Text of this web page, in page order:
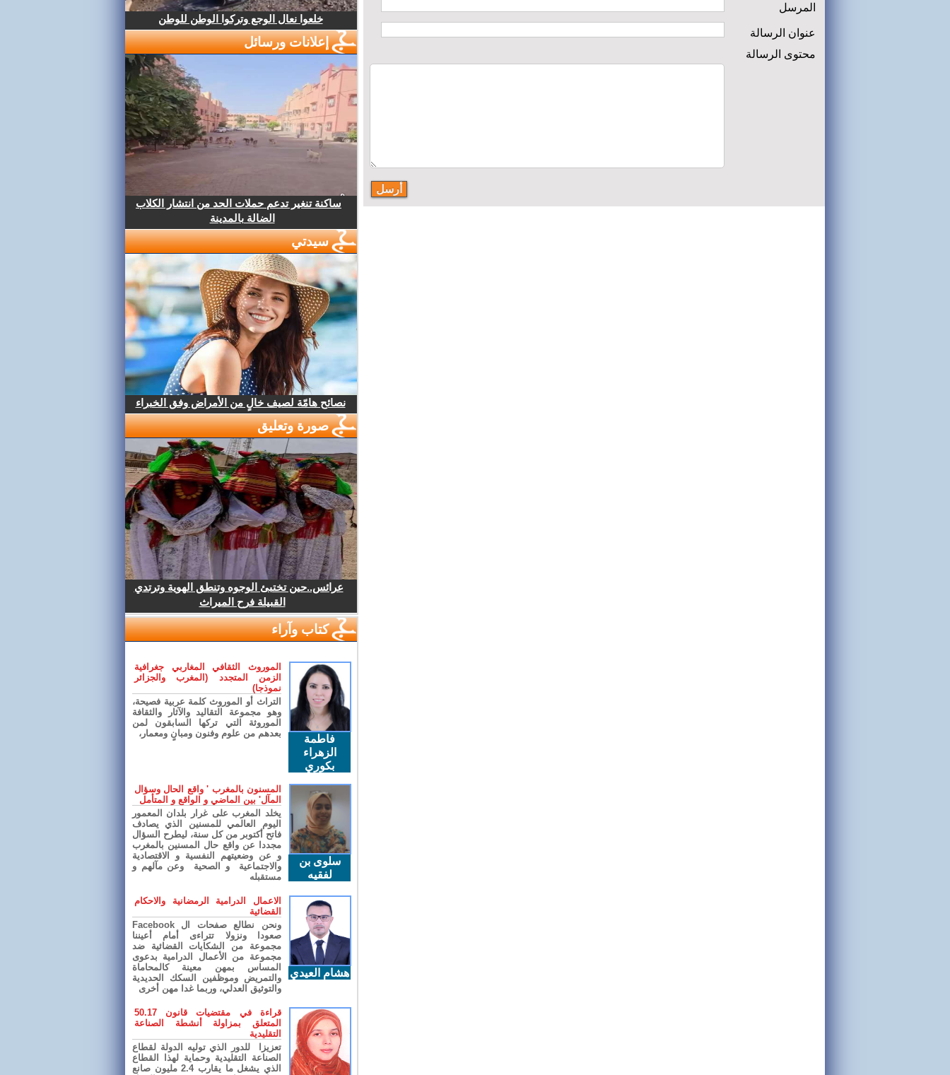
المرسل
عنوان الرسالة
محتوى الرسالة
خلعوا نعال الوجع وتركوا الوطن للوطن
إعلانات ورسائل
ساكنة تنغير تدعم حملات الحد من انتشار الكلاب
الضالة بالمدينة
سيدتي
نصائح هامّة لصيف خالٍ من الأمراض وفق الخبراء
صورة وتعليق
عرائس..حين تختبئ الوجوه وتنطق الهوية وترتدي
القبيلة فرح الميراث
كتاب وآراء
فاطمة
الزهراء
بكوري
الموروث الثقافي المغاربي جغرافية
الزمن المتجدد (المغرب والجزائر
نموذجا)
التراث أو الموروث كلمة عربية فصيحة،
وهو مجموعة التقاليد والآثار والثقافة
الموروثة التي تركها السابقون لمن
بعدهم من علوم وفنون ومبانٍ ومعمار،
سلوى بن
لفقيه
المسنون بالمغرب ' واقع الحال وسؤال
المآل' بين الماضي و الواقع و المتأمل
يخلد المغرب على غرار بلدان المعمور
اليوم العالمي للمسنين الذي يصادف
فاتح أكتوبر من كل سنة، ليطرح السؤال
مجددا عن واقع حال المسنين بالمغرب
و عن وضعيتهم النفسية و الاقتصادية
والاجتماعية و الصحية وعن مآلهم و
مستقبله
هشام العيدي
الاعمال الدرامية الرمضانية والاحكام
القضائية
ونحن نطالع صفحات ال Facebook
صعودا ونزولا تتراءى أمام أعيننا
مجموعة من الشكايات القضائية ضد
مجموعة من الأعمال الدرامية بدعوى
المساس بمهن معينة كالمحاماة
والتمريض وموظفين السكك الحديدية
والتوثيق العدلي، وربما غدا مهن أخرى
قراءة في مقتضيات قانون 50.17
المتعلق بمزاولة أنشطة الصناعة
التقليدية
تعزيزا للدور الذي توليه الدولة لقطاع
الصناعة التقليدية وحماية لهذا القطاع
الذي يشغل ما يقارب 2.4 مليون صانع